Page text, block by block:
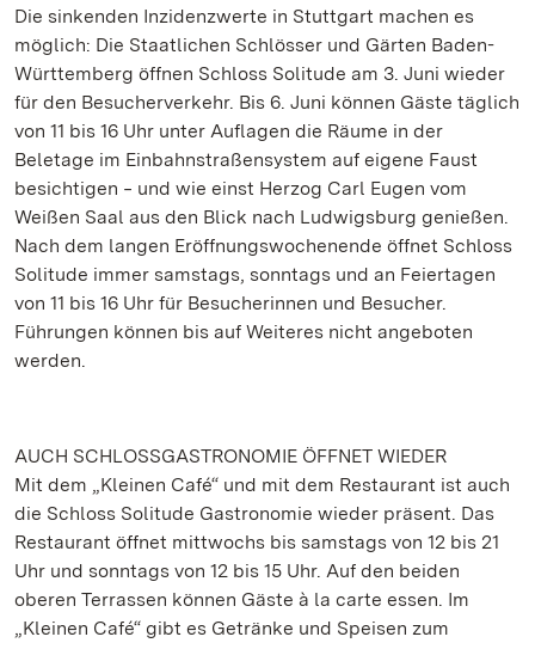
Die sinkenden Inzidenzwerte in Stuttgart machen es
möglich: Die Staatlichen Schlösser und Gärten Baden-
Württemberg öffnen Schloss Solitude am 3. Juni wieder
für den Besucherverkehr. Bis 6. Juni können Gäste täglich
von 11 bis 16 Uhr unter Auflagen die Räume in der
Beletage im Einbahnstraßensystem auf eigene Faust
besichtigen ‒ und wie einst Herzog Carl Eugen vom
Weißen Saal aus den Blick nach Ludwigsburg genießen.
Nach dem langen Eröffnungswochenende öffnet Schloss
Solitude immer samstags, sonntags und an Feiertagen
von 11 bis 16 Uhr für Besucherinnen und Besucher.
Führungen können bis auf Weiteres nicht angeboten
werden.
AUCH SCHLOSSGASTRONOMIE ÖFFNET WIEDER
Mit dem „Kleinen Café“ und mit dem Restaurant ist auch
die Schloss Solitude Gastronomie wieder präsent. Das
Restaurant öffnet mittwochs bis samstags von 12 bis 21
Uhr und sonntags von 12 bis 15 Uhr. Auf den beiden
oberen Terrassen können Gäste à la carte essen. Im
„Kleinen Café“ gibt es Getränke und Speisen zum